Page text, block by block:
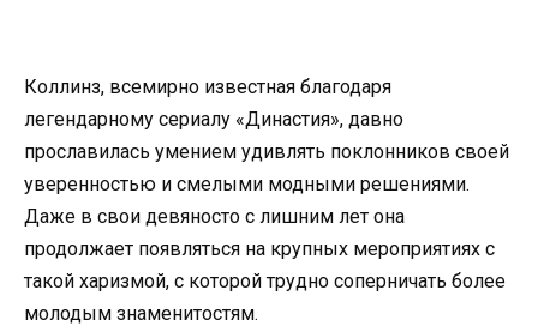
Коллинз, всемирно известная благодаря
легендарному сериалу «Династия», давно
прославилась умением удивлять поклонников своей
уверенностью и смелыми модными решениями.
Даже в свои девяносто с лишним лет она
продолжает появляться на крупных мероприятиях с
такой харизмой, с которой трудно соперничать более
молодым знаменитостям.